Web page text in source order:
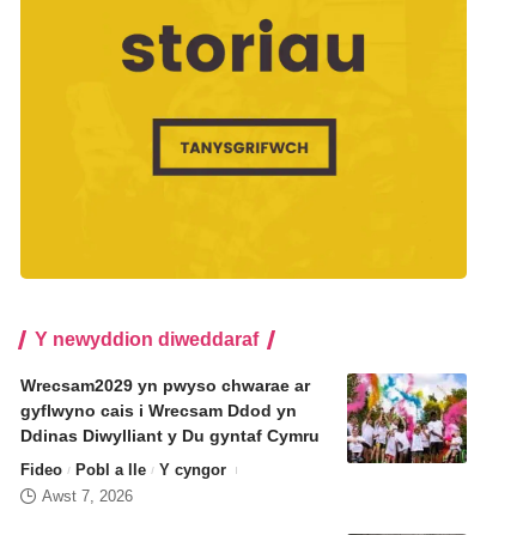
Y newyddion diweddaraf
Wrecsam2029 yn pwyso chwarae ar
gyflwyno cais i Wrecsam Ddod yn
Ddinas Diwylliant y Du gyntaf Cymru
Fideo Pobl a lle
Y cyngor
Awst 7, 2026